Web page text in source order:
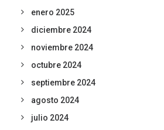
enero 2025
diciembre 2024
noviembre 2024
octubre 2024
septiembre 2024
agosto 2024
julio 2024